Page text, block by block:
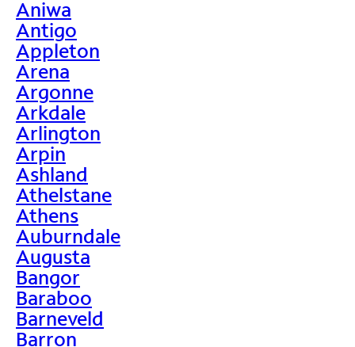
Aniwa
Antigo
Appleton
Arena
Argonne
Arkdale
Arlington
Arpin
Ashland
Athelstane
Athens
Auburndale
Augusta
Bangor
Baraboo
Barneveld
Barron